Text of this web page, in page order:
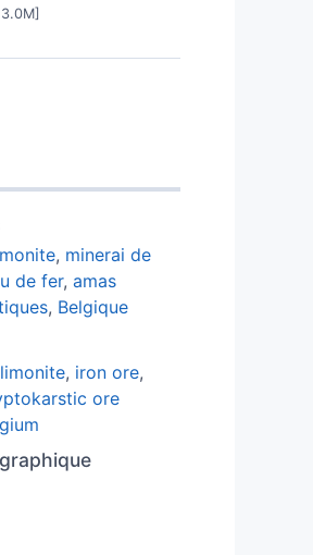
3.0M]
, minerai de
de fer, amas
, Belgique
limonite, iron ore,
ore